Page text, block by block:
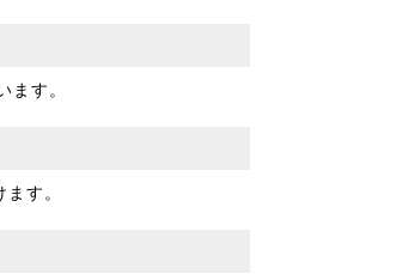
ます。
す。